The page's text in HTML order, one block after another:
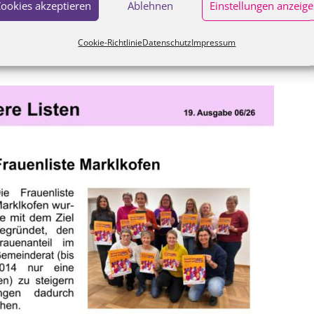
akzeptieren Ablehnen Einstellungen
Cookie-RichtlinieDatenschutzImpressum